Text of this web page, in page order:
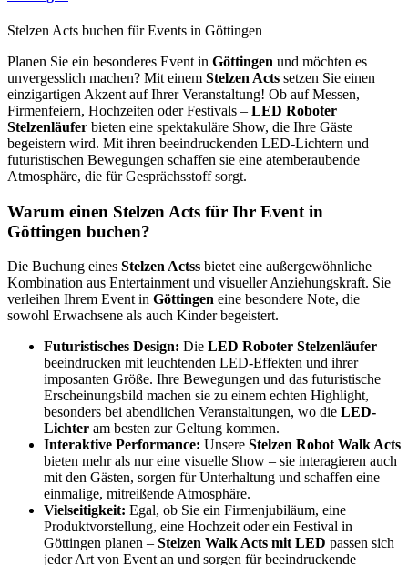
Stelzen Acts buchen für Events in Göttingen
Planen Sie ein besonderes Event in Göttingen und möchten es
unvergesslich machen? Mit einem Stelzen Acts setzen Sie einen
einzigartigen Akzent auf Ihrer Veranstaltung! Ob auf Messen,
Firmenfeiern, Hochzeiten oder Festivals – LED Roboter
Stelzenläufer bieten eine spektakuläre Show, die Ihre Gäste
begeistern wird. Mit ihren beeindruckenden LED-Lichtern und
futuristischen Bewegungen schaffen sie eine atemberaubende
Atmosphäre, die für Gesprächsstoff sorgt.
Warum einen Stelzen Acts für Ihr Event in
Göttingen buchen?
Die Buchung eines Stelzen Actss bietet eine außergewöhnliche
Kombination aus Entertainment und visueller Anziehungskraft. Sie
verleihen Ihrem Event in Göttingen eine besondere Note, die
sowohl Erwachsene als auch Kinder begeistert.
Futuristisches Design: Die LED Roboter Stelzenläufer
beeindrucken mit leuchtenden LED-Effekten und ihrer
imposanten Größe. Ihre Bewegungen und das futuristische
Erscheinungsbild machen sie zu einem echten Highlight,
besonders bei abendlichen Veranstaltungen, wo die LED-
Lichter am besten zur Geltung kommen.
Interaktive Performance: Unsere Stelzen Robot Walk Acts
bieten mehr als nur eine visuelle Show – sie interagieren auch
mit den Gästen, sorgen für Unterhaltung und schaffen eine
einmalige, mitreißende Atmosphäre.
Vielseitigkeit: Egal, ob Sie ein Firmenjubiläum, eine
Produktvorstellung, eine Hochzeit oder ein Festival in
Göttingen planen – Stelzen Walk Acts mit LED passen sich
jeder Art von Event an und sorgen für beeindruckende